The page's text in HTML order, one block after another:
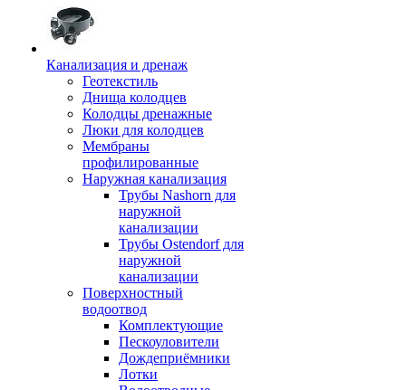
Канализация и дренаж
Геотекстиль
Днища колодцев
Колодцы дренажные
Люки для колодцев
Мембраны
профилированные
Наружная канализация
Трубы Nashorn для
наружной
канализации
Трубы Ostendorf для
наружной
канализации
Поверхностный
водоотвод
Комплектующие
Пескоуловители
Дождеприёмники
Лотки